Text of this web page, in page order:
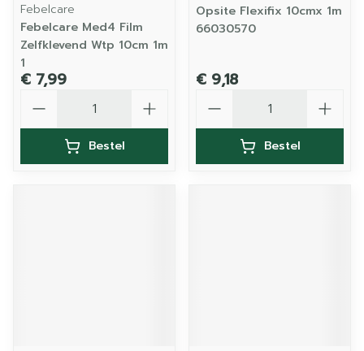
Febelcare
Febelcare Med4 Film
Zelfklevend Wtp 10cm 1m
1
€ 7,99
Bestel
Opsite Flexifix 10cmx 1m
66030570
€ 9,18
Bestel